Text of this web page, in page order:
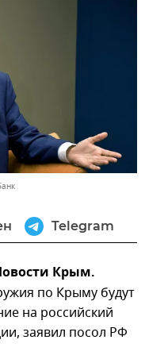
Telegram
Крым.
по Крыму будут
на российский
заявил посол РФ